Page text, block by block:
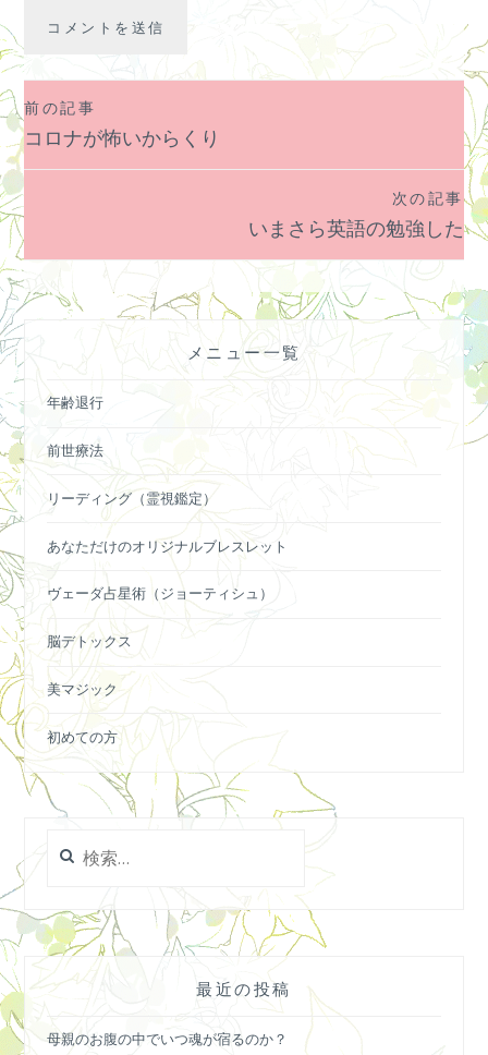
投
稿
ナ
ビ
ゲ
ー
シ
ョ
ン
前の記事
コロナが怖いからくり
次の記事
いまさら英語の勉強した
メニュー一覧
年齢退行
前世療法
リーディング（霊視鑑定）
あなただけのオリジナルブレスレット
ヴェーダ占星術（ジョーティシュ）
脳デトックス
美マジック
初めての方
索:
最近の投稿
母親のお腹の中でいつ魂が宿るのか？